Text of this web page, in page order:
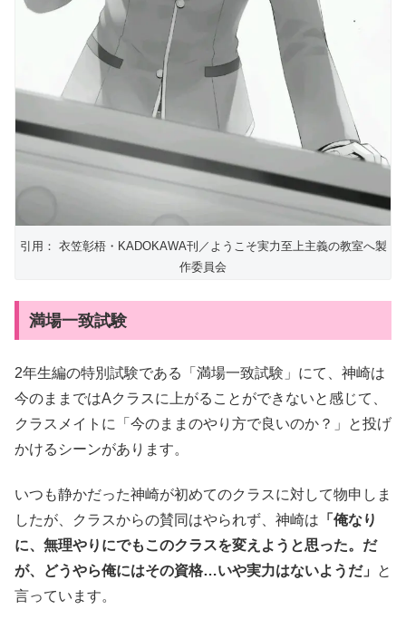
引用： 衣笠彰梧・KADOKAWA刊／ようこそ実力至上主義の教室へ製
作委員会
満場一致試験
2年生編の特別試験である「満場一致試験」にて、神崎は
今のままではAクラスに上がることができないと感じて、
クラスメイトに「今のままのやり方で良いのか？」と投げ
かけるシーンがあります。
いつも静かだった神崎が初めてのクラスに対して物申しま
したが、クラスからの賛同はやられず、神崎は 「俺なり
に、無理やりにでもこのクラスを変えようと思った。だ
が、どうやら俺にはその資格…いや実力はないようだ」
と
言っています。